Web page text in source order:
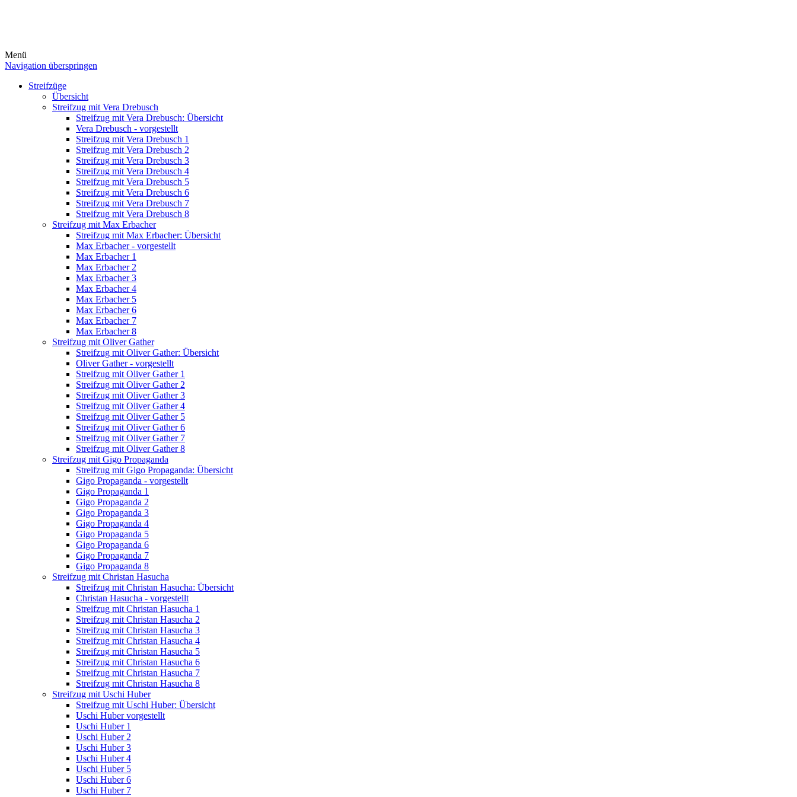
Menü
Navigation überspringen
Streifzüge
Übersicht
Streifzug mit Vera Drebusch
Streifzug mit Vera Drebusch: Übersicht
Vera Drebusch - vorgestellt
Streifzug mit Vera Drebusch 1
Streifzug mit Vera Drebusch 2
Streifzug mit Vera Drebusch 3
Streifzug mit Vera Drebusch 4
Streifzug mit Vera Drebusch 5
Streifzug mit Vera Drebusch 6
Streifzug mit Vera Drebusch 7
Streifzug mit Vera Drebusch 8
Streifzug mit Max Erbacher
Streifzug mit Max Erbacher: Übersicht
Max Erbacher - vorgestellt
Max Erbacher 1
Max Erbacher 2
Max Erbacher 3
Max Erbacher 4
Max Erbacher 5
Max Erbacher 6
Max Erbacher 7
Max Erbacher 8
Streifzug mit Oliver Gather
Streifzug mit Oliver Gather: Übersicht
Oliver Gather - vorgestellt
Streifzug mit Oliver Gather 1
Streifzug mit Oliver Gather 2
Streifzug mit Oliver Gather 3
Streifzug mit Oliver Gather 4
Streifzug mit Oliver Gather 5
Streifzug mit Oliver Gather 6
Streifzug mit Oliver Gather 7
Streifzug mit Oliver Gather 8
Streifzug mit Gigo Propaganda
Streifzug mit Gigo Propaganda: Übersicht
Gigo Propaganda - vorgestellt
Gigo Propaganda 1
Gigo Propaganda 2
Gigo Propaganda 3
Gigo Propaganda 4
Gigo Propaganda 5
Gigo Propaganda 6
Gigo Propaganda 7
Gigo Propaganda 8
Streifzug mit Christan Hasucha
Streifzug mit Christan Hasucha: Übersicht
Christan Hasucha - vorgestellt
Streifzug mit Christan Hasucha 1
Streifzug mit Christan Hasucha 2
Streifzug mit Christan Hasucha 3
Streifzug mit Christan Hasucha 4
Streifzug mit Christan Hasucha 5
Streifzug mit Christan Hasucha 6
Streifzug mit Christan Hasucha 7
Streifzug mit Christan Hasucha 8
Streifzug mit Uschi Huber
Streifzug mit Uschi Huber: Übersicht
Uschi Huber vorgestellt
Uschi Huber 1
Uschi Huber 2
Uschi Huber 3
Uschi Huber 4
Uschi Huber 5
Uschi Huber 6
Uschi Huber 7